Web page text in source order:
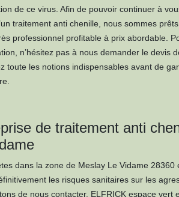
de ce virus. Afin de pouvoir continuer à
traitement anti chenille, nous sommes
professionnel profitable à prix abordable.
n’hésitez pas à nous demander le devis
toute les notions indispensables avant de
de traitement anti
dans la zone de Meslay Le Vidame 28360
les risques sanitaires sur les
de nous contacter. ELFRICK espace vert